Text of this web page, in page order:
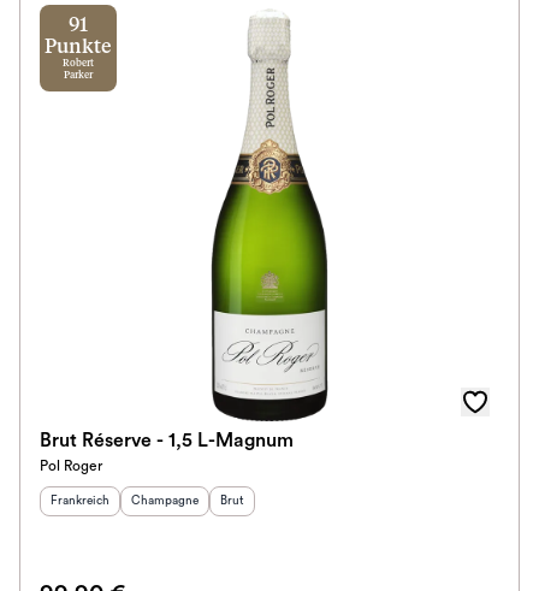
91
Punkte
Robert
Parker
Brut Réserve - 1,5 L-Magnum
Pol Roger
Herkunftsland
Frankreich Herkunftsregion :
Champagne Geschmack
Brut